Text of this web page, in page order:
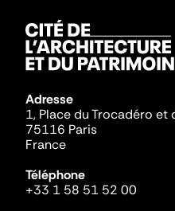
Adresse
1, Place du Trocadéro et
75116 Paris
France
Téléphone
+33 1 58 51 52 00